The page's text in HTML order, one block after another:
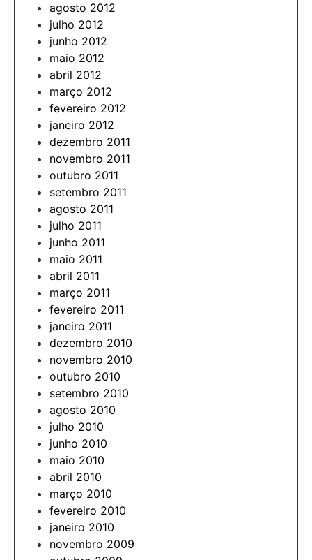
agosto 2012
julho 2012
junho 2012
maio 2012
abril 2012
março 2012
fevereiro 2012
janeiro 2012
dezembro 2011
novembro 2011
outubro 2011
setembro 2011
agosto 2011
julho 2011
junho 2011
maio 2011
abril 2011
março 2011
fevereiro 2011
janeiro 2011
dezembro 2010
novembro 2010
outubro 2010
setembro 2010
agosto 2010
julho 2010
junho 2010
maio 2010
abril 2010
março 2010
fevereiro 2010
janeiro 2010
novembro 2009